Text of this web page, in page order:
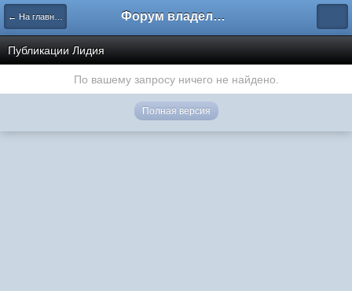
← На главную Форум владельцев интернет-магазинов
Публикации Лидия
По вашему запросу ничего не найдено.
Полная версия